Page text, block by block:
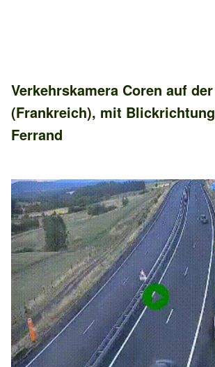
Verkehrskamera Coren auf der
(Frankreich), mit Blickrichtung
Ferrand